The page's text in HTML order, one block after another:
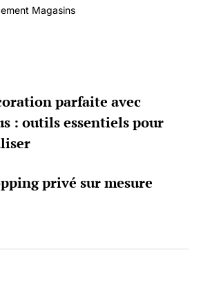
Magasins
parfaite avec
: outils essentiels pour
privé sur mesure